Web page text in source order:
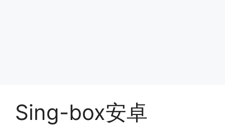
Sing-box安卓